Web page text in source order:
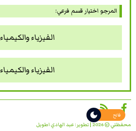
المرجو اختيار قسم فرعي:
الفيزياء والكيمياء
الفيزياء والكيمياء
محفظتي © 2026 | تطوير: عبد الهادي اطويل
فاتح